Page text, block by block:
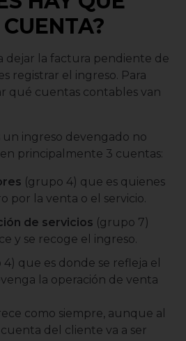
a dejar la factura pendiente de
registrar el ingreso. Para
qué cuentas contables van
ingreso devengado no
principalmente 3 cuentas:
(grupo 4) que es quienes
por la venta o el servicio.
de servicios (grupo 7)
y se recoge el ingreso.
que es donde se refleja el
la operación de venta
como siempre, aunque al
del cliente va a ser